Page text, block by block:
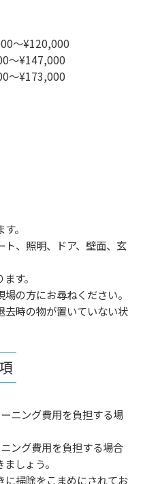
～¥120,000
～¥147,000
～¥173,000
。
、照明、ドア、壁面、玄
す。
の方にお尋ねください。
去時の物が置いていない状
ニング費用を負担する場
ング費用を負担する場合
しょう。
に掃除をこまめにされてお